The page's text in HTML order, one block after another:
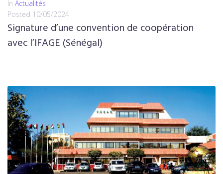
In Actualités
Posted 10/05/2024
Signature d’une convention de coopération
avec l’IFAGE (Sénégal)